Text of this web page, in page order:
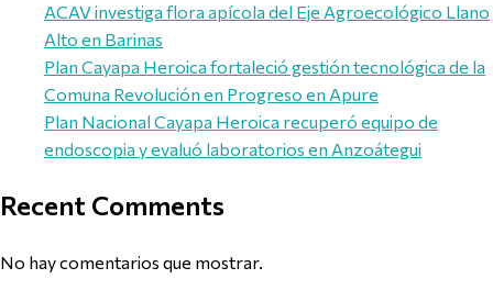
ACAV investiga flora apícola del Eje Agroecológico Llano
Alto en Barinas
Plan Cayapa Heroica fortaleció gestión tecnológica de la
Comuna Revolución en Progreso en Apure
Plan Nacional Cayapa Heroica recuperó equipo de
endoscopia y evaluó laboratorios en Anzoátegui
Recent Comments
No hay comentarios que mostrar.